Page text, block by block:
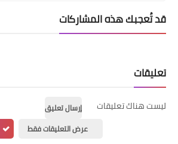
قد تُعجبك هذه المشاركات
تعليقات
ليست هناك تعليقات
إرسال تعليق
عرض التعليقات فقط